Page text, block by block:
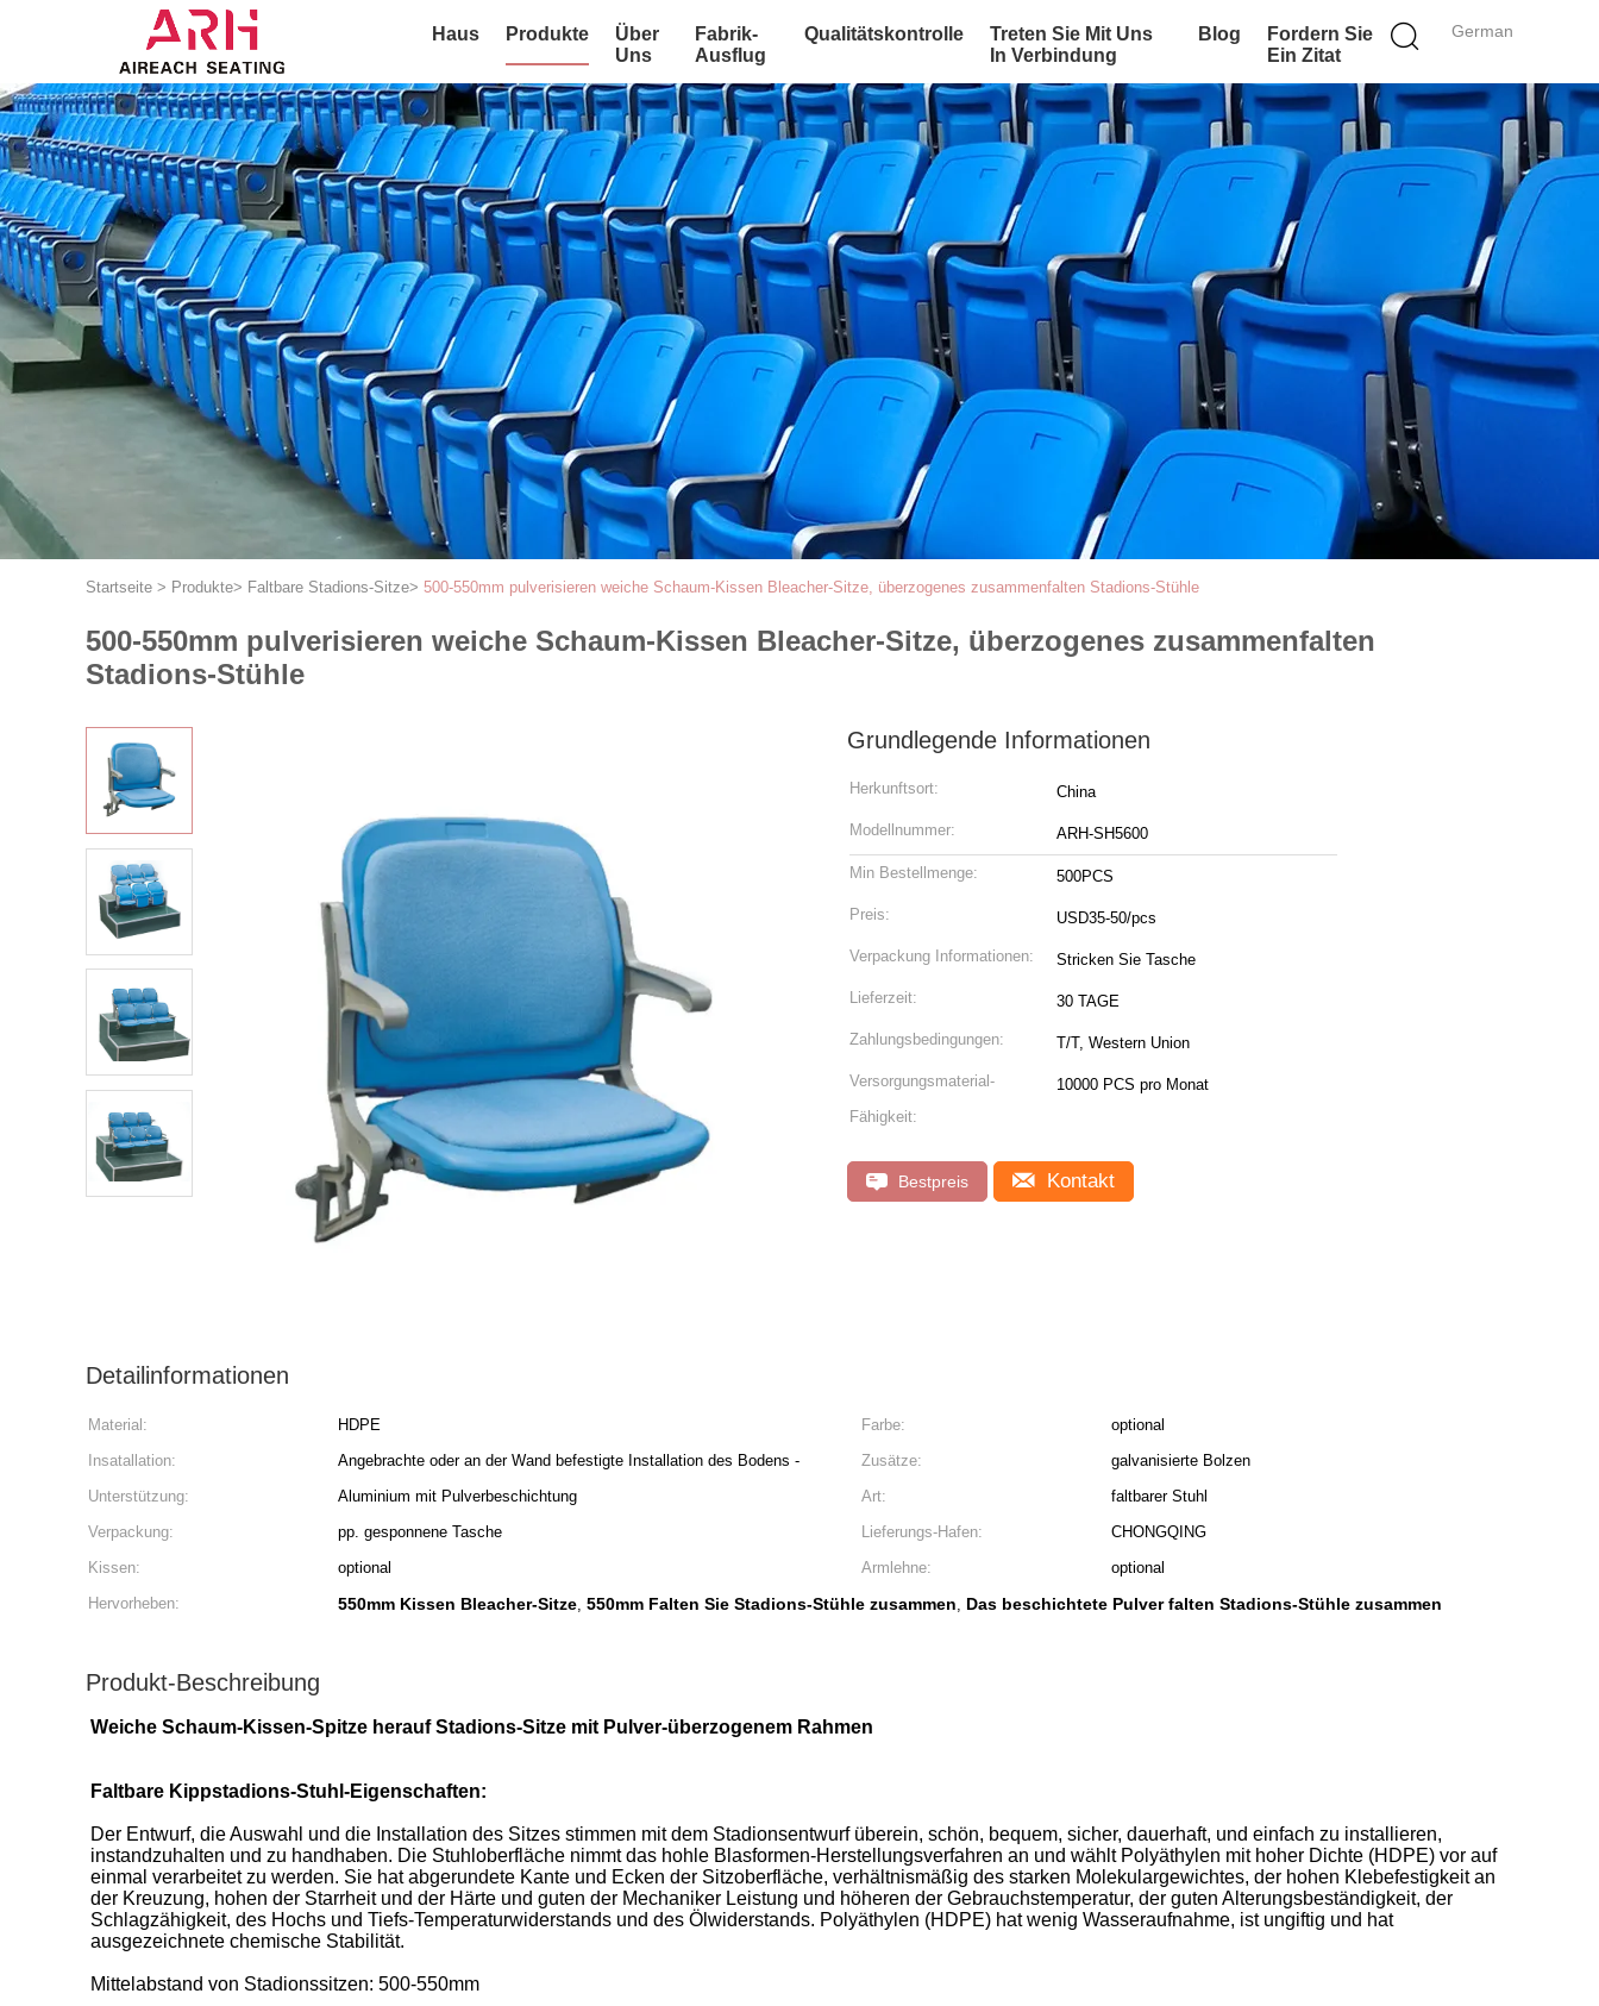
German
Haus Produkte
Über
Uns
Fabrik-
Ausflug
Qualitätskontrolle
Treten Sie Mit Uns
In Verbindung
Blog
Fordern Sie
Ein Zitat
Startseite > Produkte> Faltbare Stadions-Sitze> 500-550mm pulverisieren weiche Schaum-Kissen Bleacher-Sitze, überzogenes zusammenfalten Stadions-Stühle
500-550mm pulverisieren weiche Schaum-Kissen Bleacher-Sitze, überzogenes zusammenfalten
Stadions-Stühle
Grundlegende Informationen
Herkunftsort: China
Modellnummer: ARH-SH5600
Min Bestellmenge: 500PCS
Preis: USD35-50/pcs
Verpackung Informationen: Stricken Sie Tasche
Lieferzeit: 30 TAGE
Zahlungsbedingungen: T/T, Western Union
Versorgungsmaterial-
Fähigkeit:
10000 PCS pro Monat
Bestpreis Kontakt
Detailinformationen
Material: HDPE Farbe:
optional
Insatallation:
Angebrachte oder an der Wand befestigte Installation des Bodens - Zusätze:
galvanisierte Bolzen
Unterstützung:
Aluminium mit Pulverbeschichtung Art:
faltbarer Stuhl
Verpackung:
pp. gesponnene Tasche Lieferungs-Hafen:
CHONGQING
Kissen:
optional Armlehne:
optional
Hervorheben:
550mm Kissen Bleacher-Sitze, 550mm Falten Sie Stadions-Stühle zusammen, Das beschichtete Pulver falten Stadions-Stühle zusammen
Produkt-Beschreibung
Weiche Schaum-Kissen-Spitze herauf Stadions-Sitze mit Pulver-überzogenem Rahmen
Faltbare Kippstadions-Stuhl-Eigenschaften:
Der Entwurf, die Auswahl und die Installation des Sitzes stimmen mit dem Stadionsentwurf überein, schön, bequem, sicher, dauerhaft, und einfach zu installieren,
instandzuhalten und zu handhaben. Die Stuhloberfläche nimmt das hohle Blasformen-Herstellungsverfahren an und wählt Polyäthylen mit hoher Dichte (HDPE) vor auf
einmal verarbeitet zu werden. Sie hat abgerundete Kante und Ecken der Sitzoberfläche, verhältnismäßig des starken Molekulargewichtes, der hohen Klebefestigkeit an
der Kreuzung, hohen der Starrheit und der Härte und guten der Mechaniker Leistung und höheren der Gebrauchstemperatur, der guten Alterungsbeständigkeit, der
Schlagzähigkeit, des Hochs und Tiefs-Temperaturwiderstands und des Ölwiderstands. Polyäthylen (HDPE) hat wenig Wasseraufnahme, ist ungiftig und hat
ausgezeichnete chemische Stabilität.
Mittelabstand von Stadionssitzen: 500-550mm